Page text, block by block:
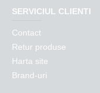
SERVICIUL CLIENTI
Contact
Retur produse
Harta site
Brand-uri